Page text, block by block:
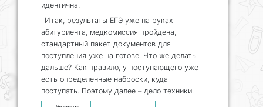
идентична.
Итак, результаты ЕГЭ уже на руках
абитуриента, медкомиссия пройдена,
стандартный пакет документов для
поступления уже на готове. Что же делать
дальше? Как правило, у поступающего уже
есть определенные наброски, куда
поступать. Поэтому далее – дело техники.